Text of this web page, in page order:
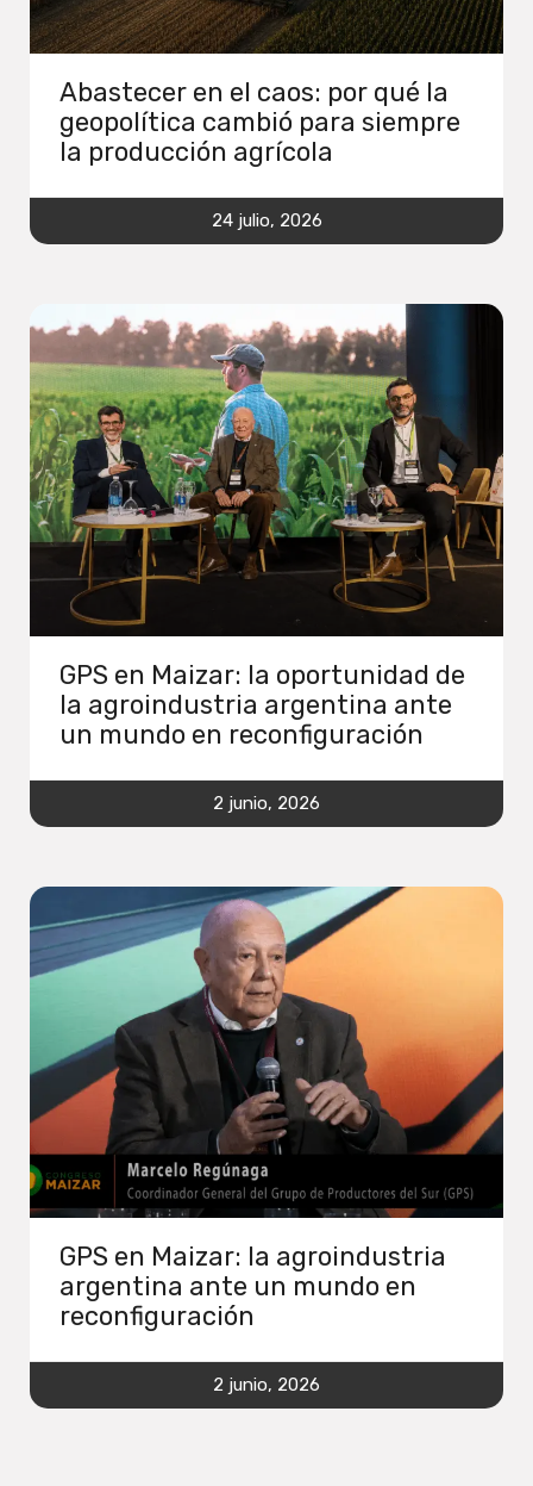
Abastecer en el caos: por qué la
geopolítica cambió para siempre
la producción agrícola
24 julio, 2026
GPS en Maizar: la oportunidad de
la agroindustria argentina ante
un mundo en reconfiguración
2 junio, 2026
GPS en Maizar: la agroindustria
argentina ante un mundo en
reconfiguración
2 junio, 2026